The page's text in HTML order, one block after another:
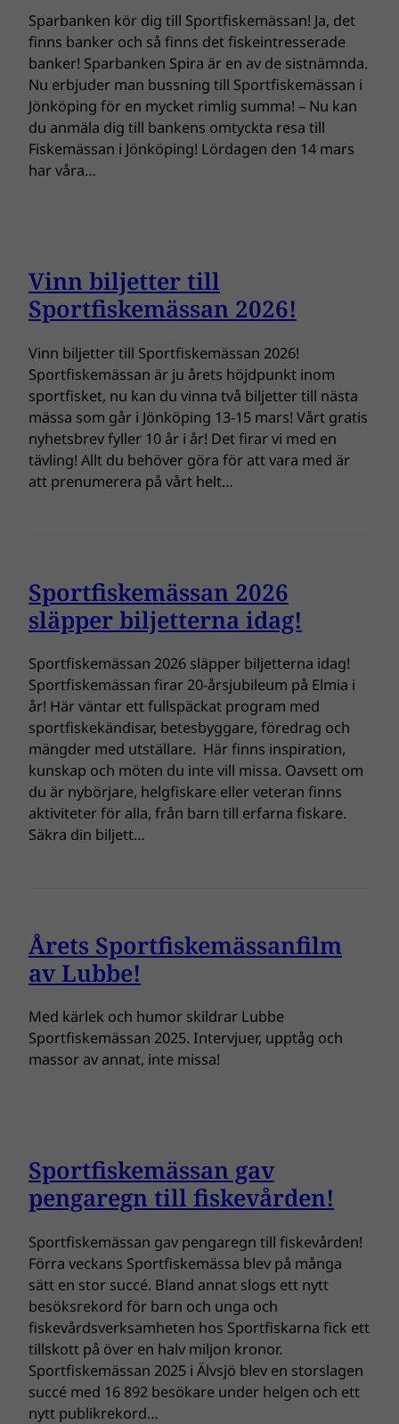
Sparbanken kör dig till Sportfiskemässan! Ja, det
finns banker och så finns det fiskeintresserade
banker! Sparbanken Spira är en av de sistnämnda.
Nu erbjuder man bussning till Sportfiskemässan i
Jönköping för en mycket rimlig summa! – Nu kan
du anmäla dig till bankens omtyckta resa till
Fiskemässan i Jönköping! Lördagen den 14 mars
har våra…
Vinn biljetter till
Sportfiskemässan 2026!
Vinn biljetter till Sportfiskemässan 2026!
Sportfiskemässan är ju årets höjdpunkt inom
sportfisket, nu kan du vinna två biljetter till nästa
mässa som går i Jönköping 13-15 mars! Vårt gratis
nyhetsbrev fyller 10 år i år! Det firar vi med en
tävling! Allt du behöver göra för att vara med är
att prenumerera på vårt helt…
Sportfiskemässan 2026
släpper biljetterna idag!
Sportfiskemässan 2026 släpper biljetterna idag!
Sportfiskemässan firar 20-årsjubileum på Elmia i
år! Här väntar ett fullspäckat program med
sportfiskekändisar, betesbyggare, föredrag och
mängder med utställare. Här finns inspiration,
kunskap och möten du inte vill missa. Oavsett om
du är nybörjare, helgfiskare eller veteran finns
aktiviteter för alla, från barn till erfarna fiskare.
Säkra din biljett…
Årets Sportfiskemässanfilm
av Lubbe!
Med kärlek och humor skildrar Lubbe
Sportfiskemässan 2025. Intervjuer, upptåg och
massor av annat, inte missa!
Sportfiskemässan gav
pengaregn till fiskevården!
Sportfiskemässan gav pengaregn till fiskevården!
Förra veckans Sportfiskemässa blev på många
sätt en stor succé. Bland annat slogs ett nytt
besöksrekord för barn och unga och
fiskevårdsverksamheten hos Sportfiskarna fick ett
tillskott på över en halv miljon kronor.
Sportfiskemässan 2025 i Älvsjö blev en storslagen
succé med 16 892 besökare under helgen och ett
nytt publikrekord…